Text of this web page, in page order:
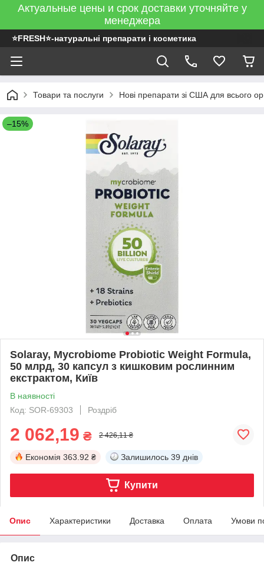
Актуальные цены и срок доставки уточняйте у
менеджера
⭐FRESH⭐-натуральні препарати і косметика
Товари та послуги Нові препарати зі США для всього
–15%
Solaray, Mycrobiome Probiotic Weight Formula,
50 млрд, 30 капсул з кишковим рослинним
екстрактом, Київ
В наявності
Код: SOR-69303
Роздріб
2 062,19 ₴ 2 426,11 ₴
Економія 363.92 ₴ Залишилось 39 днів
Купити
Опис Характеристики Доставка Оплата Умови
Опис